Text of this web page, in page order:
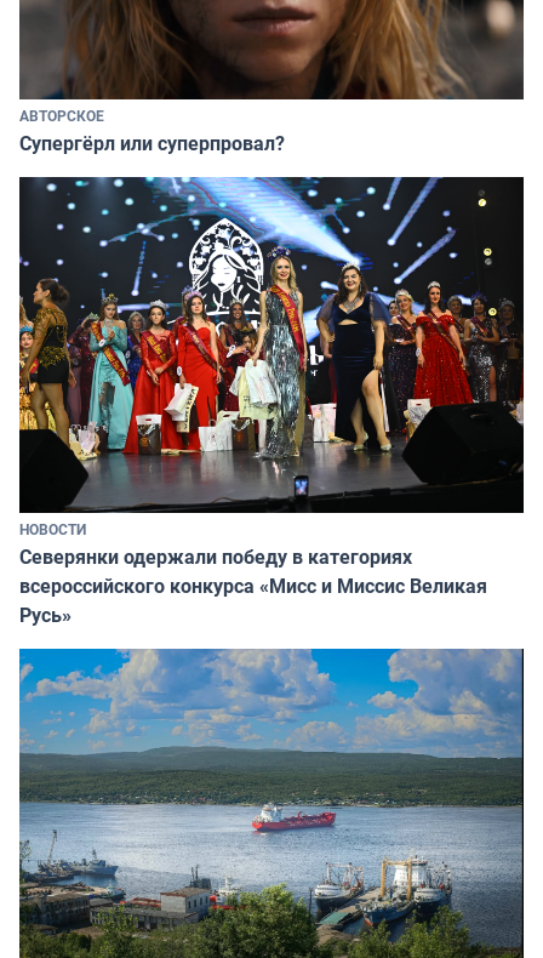
АВТОРСКОЕ
Супергёрл или суперпровал?
НОВОСТИ
Северянки одержали победу в категориях
всероссийского конкурса «Мисс и Миссис Великая
Русь»